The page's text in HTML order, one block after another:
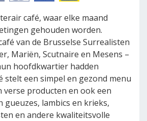
café, waar elke maand
gehouden worden.
van de Brusselse Surrealisten
Mariën, Scutnaire en Mesens –
hoofdkwartier hadden
stelt een simpel en gezond menu
verse producten en ook een
gueuzes, lambics en krieks,
en andere kwaliteitsvolle